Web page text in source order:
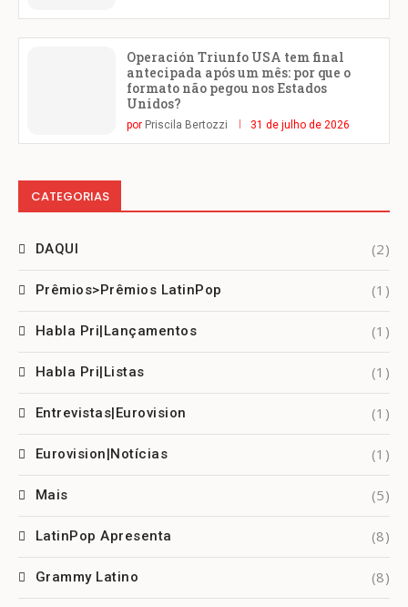
Operación Triunfo USA tem final
antecipada após um mês: por que o
formato não pegou nos Estados
Unidos?
por Priscila Bertozzi 31 de julho de 2026
CATEGORIAS
DAQUI (2)
Prêmios>Prêmios LatinPop (1)
Habla Pri|Lançamentos (1)
Habla Pri|Listas (1)
Entrevistas|Eurovision (1)
Eurovision|Notícias (1)
Mais (5)
LatinPop Apresenta (8)
Grammy Latino (8)